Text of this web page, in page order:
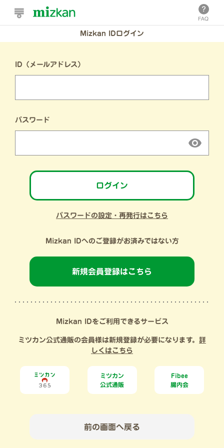
Mizkan IDログイン
ID（メールアドレス）
パスワード
ログイン
パスワードの設定・再発行はこちら
Mizkan IDへのご登録がお済みではない方
新規会員登録はこちら
Mizkan IDをご利用できるサービス
ミツカン公式通販の会員様は新規登録が必要になります。 詳
しくはこちら
ミツカン
公式通販
Fibee
腸内会
前の画面へ戻る